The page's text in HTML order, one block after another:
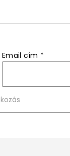
Email cím *